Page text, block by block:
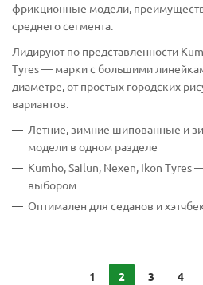
фрикционные модели,
среднего сегмента.
Лидируют по представленности
Tyres — марки с большими
диаметре, от простых городских
вариантов.
Летние, зимние шипованные и
модели в одном разделе
Kumho, Sailun, Nexen, Ikon
выбором
Оптимален для седанов и
1 2 3 4